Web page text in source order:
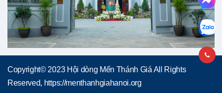
Copyright© 2023 Hội dòng Mến Thánh Giá All Rights
Reserved, https://menthanhgiahanoi.org